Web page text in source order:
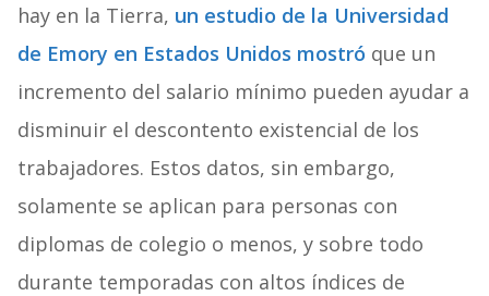
hay en la Tierra, un estudio de la Universidad
de Emory en Estados Unidos mostró que un
incremento del salario mínimo pueden ayudar a
disminuir el descontento existencial de los
trabajadores. Estos datos, sin embargo,
solamente se aplican para personas con
diplomas de colegio o menos, y sobre todo
durante temporadas con altos índices de